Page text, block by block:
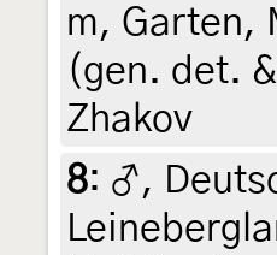
m, Garten,
(gen. det.
Zhakov
8: ♂,